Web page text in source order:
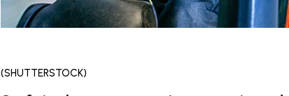
(SHUTTERSTOCK)